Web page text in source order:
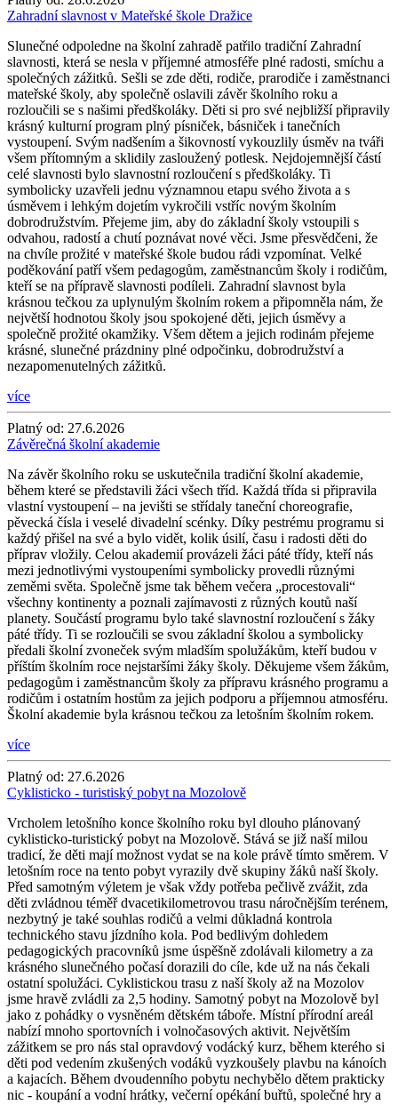
Zahradní slavnost v Mateřské škole Dražice
Slunečné odpoledne na školní zahradě patřilo tradiční Zahradní
slavnosti, která se nesla v příjemné atmosféře plné radosti, smíchu a
společných zážitků. Sešli se zde děti, rodiče, prarodiče i zaměstnanci
mateřské školy, aby společně oslavili závěr školního roku a
rozloučili se s našimi předškoláky. Děti si pro své nejbližší připravily
krásný kulturní program plný písniček, básniček i tanečních
vystoupení. Svým nadšením a šikovností vykouzlily úsměv na tváři
všem přítomným a sklidily zasloužený potlesk. Nejdojemnější částí
celé slavnosti bylo slavnostní rozloučení s předškoláky. Ti
symbolicky uzavřeli jednu významnou etapu svého života a s
úsměvem i lehkým dojetím vykročili vstříc novým školním
dobrodružstvím. Přejeme jim, aby do základní školy vstoupili s
odvahou, radostí a chutí poznávat nové věci. Jsme přesvědčeni, že
na chvíle prožité v mateřské škole budou rádi vzpomínat. Velké
poděkování patří všem pedagogům, zaměstnancům školy i rodičům,
kteří se na přípravě slavnosti podíleli. Zahradní slavnost byla
krásnou tečkou za uplynulým školním rokem a připomněla nám, že
největší hodnotou školy jsou spokojené děti, jejich úsměvy a
společně prožité okamžiky. Všem dětem a jejich rodinám přejeme
krásné, slunečné prázdniny plné odpočinku, dobrodružství a
nezapomenutelných zážitků.
více
Platný od: 27.6.2026
Závěrečná školní akademie
Na závěr školního roku se uskutečnila tradiční školní akademie,
během které se představili žáci všech tříd. Každá třída si připravila
vlastní vystoupení – na jevišti se střídaly taneční choreografie,
pěvecká čísla i veselé divadelní scénky. Díky pestrému programu si
každý přišel na své a bylo vidět, kolik úsilí, času i radosti děti do
příprav vložily. Celou akademií provázeli žáci páté třídy, kteří nás
mezi jednotlivými vystoupeními symbolicky provedli různými
zeměmi světa. Společně jsme tak během večera „procestovali“
všechny kontinenty a poznali zajímavosti z různých koutů naší
planety. Součástí programu bylo také slavnostní rozloučení s žáky
páté třídy. Ti se rozloučili se svou základní školou a symbolicky
předali školní zvoneček svým mladším spolužákům, kteří budou v
příštím školním roce nejstaršími žáky školy. Děkujeme všem žákům,
pedagogům i zaměstnancům školy za přípravu krásného programu a
rodičům i ostatním hostům za jejich podporu a příjemnou atmosféru.
Školní akademie byla krásnou tečkou za letošním školním rokem.
více
Platný od: 27.6.2026
Cyklisticko - turistiský pobyt na Mozolově
Vrcholem letošního konce školního roku byl dlouho plánovaný
cyklisticko-turistický pobyt na Mozolově. Stává se již naší milou
tradicí, že děti mají možnost vydat se na kole právě tímto směrem. V
letošním roce na tento pobyt vyrazily dvě skupiny žáků naší školy.
Před samotným výletem je však vždy potřeba pečlivě zvážit, zda
děti zvládnou téměř dvacetikilometrovou trasu náročnějším terénem,
nezbytný je také souhlas rodičů a velmi důkladná kontrola
technického stavu jízdního kola. Pod bedlivým dohledem
pedagogických pracovníků jsme úspěšně zdolávali kilometry a za
krásného slunečného počasí dorazili do cíle, kde už na nás čekali
ostatní spolužáci. Cyklistickou trasu z naší školy až na Mozolov
jsme hravě zvládli za 2,5 hodiny. Samotný pobyt na Mozolově byl
jako z pohádky o vysněném dětském táboře. Místní přírodní areál
nabízí mnoho sportovních i volnočasových aktivit. Největším
zážitkem se pro nás stal opravdový vodácký kurz, během kterého si
děti pod vedením zkušených vodáků vyzkoušely plavbu na kánoích
a kajacích. Během dvoudenního pobytu nechybělo dětem prakticky
nic - koupání a vodní hrátky, večerní opékání buřtů, společné hry a